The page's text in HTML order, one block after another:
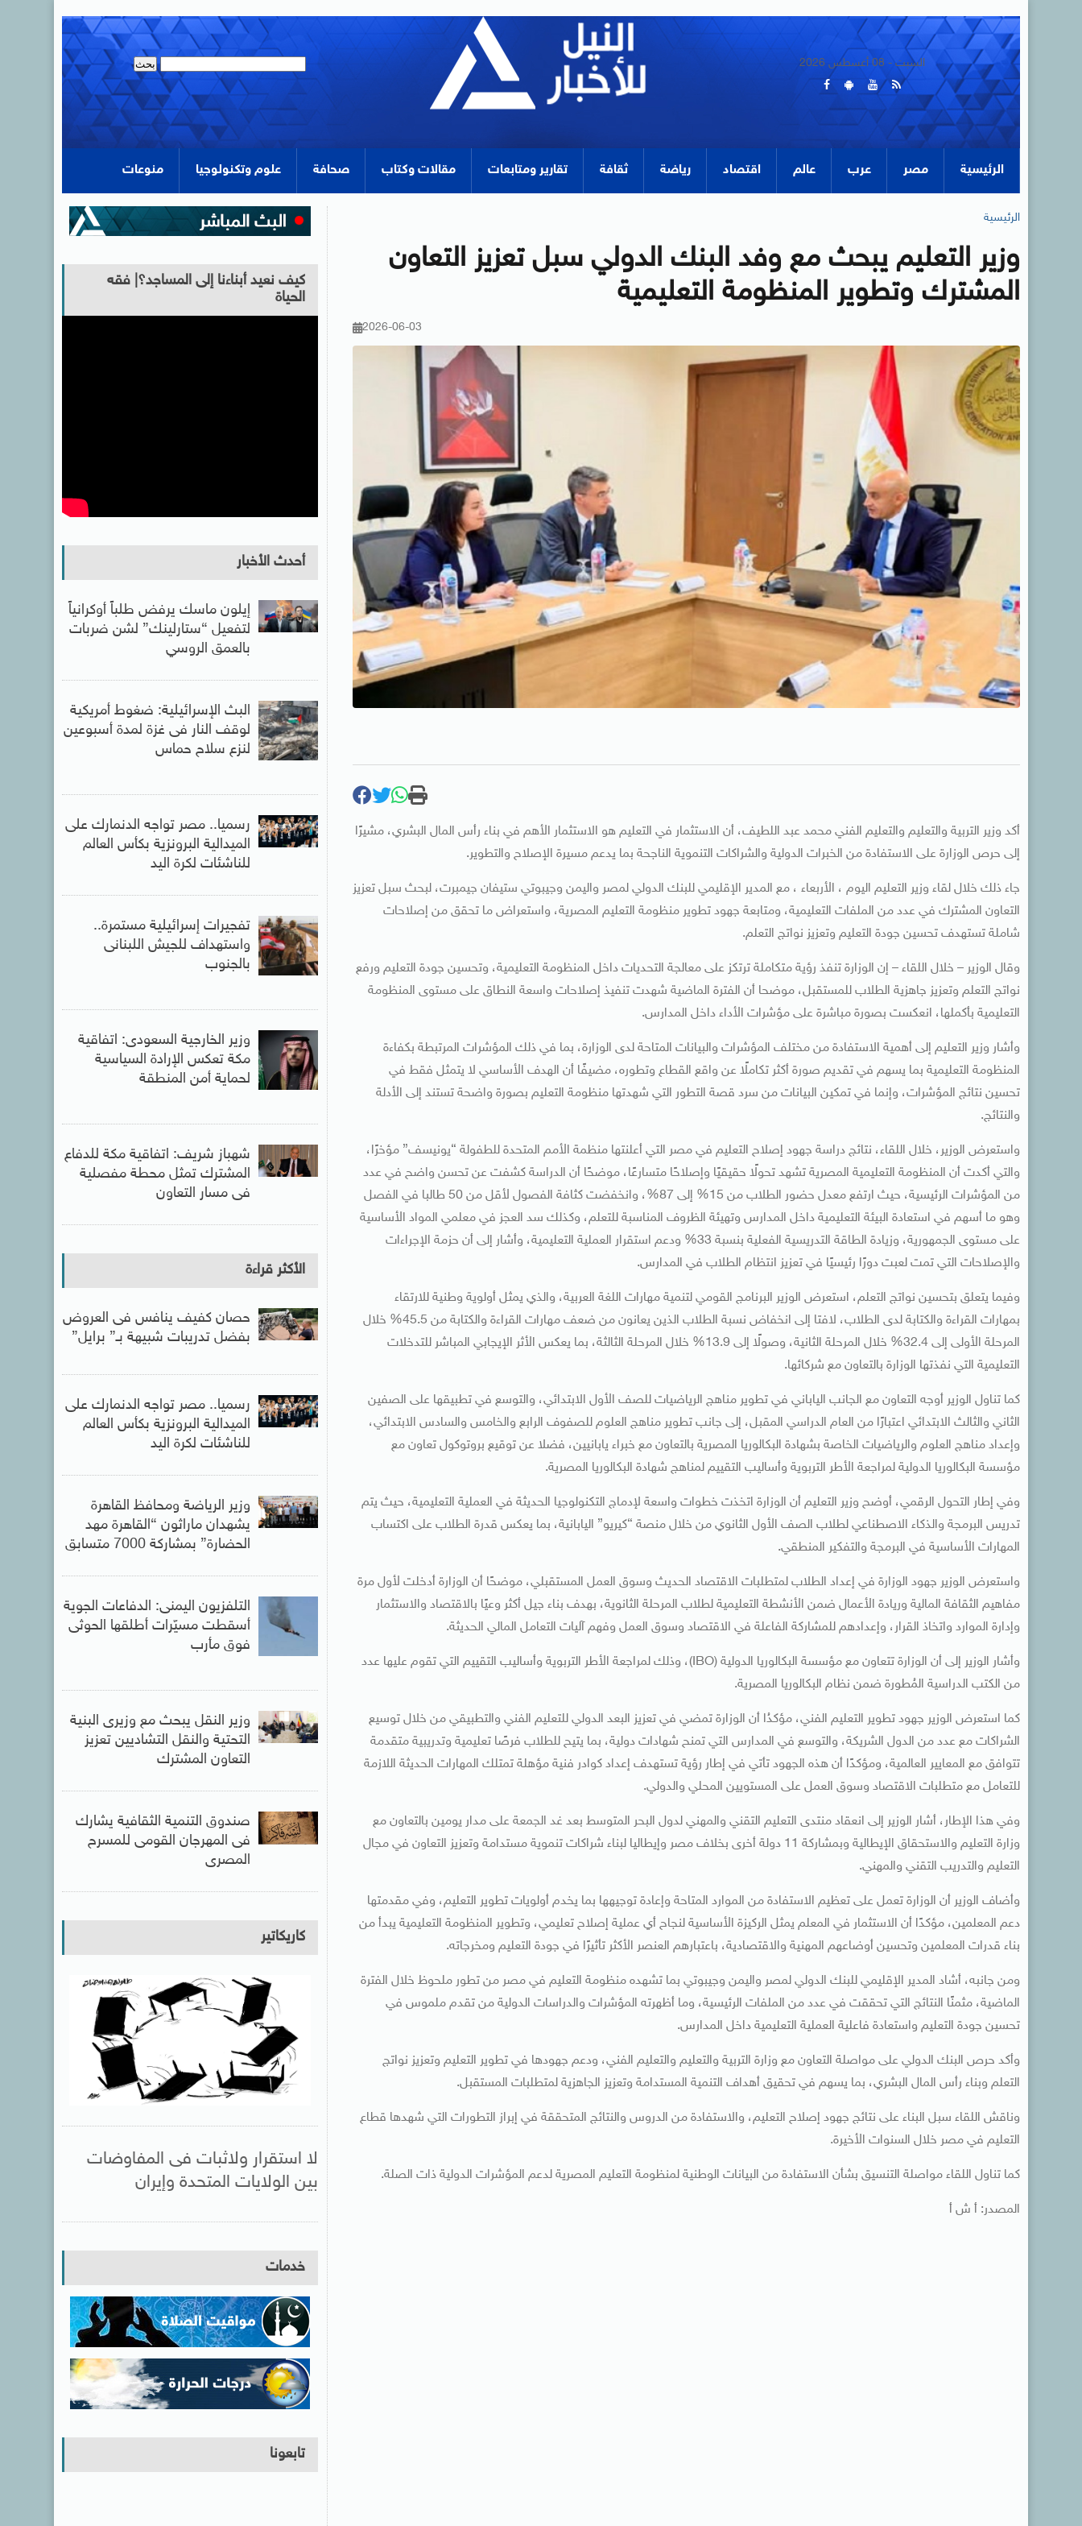
السبت - 08 أغسطس 2026
الرئيسية مصر عرب عالم اقتصاد رياضة ثقافة تقارير ومتابعات مقالات وكتاب صحافة علوم وتكنولوجيا منوعات
الرئيسية
وزير التعليم يبحث مع وفد البنك الدولي سبل تعزيز التعاون
المشترك وتطوير المنظومة التعليمية
2026-06-03
أكد وزير التربية والتعليم والتعليم الفني محمد عبد اللطيف، أن الاستثمار في التعليم هو الاستثمار الأهم في بناء رأس المال البشري، مشيرًا
إلى حرص الوزارة على الاستفادة من الخبرات الدولية والشراكات التنموية الناجحة بما يدعم مسيرة الإصلاح والتطوير.
جاء ذلك خلال لقاء وزير التعليم اليوم ، الأربعاء ، مع المدير الإقليمي للبنك الدولي لمصر واليمن وجيبوتي ستيفان جيمبرت، لبحث سبل تعزيز
التعاون المشترك في عدد من الملفات التعليمية، ومتابعة جهود تطوير منظومة التعليم المصرية، واستعراض ما تحقق من إصلاحات
شاملة تستهدف تحسين جودة التعليم وتعزيز نواتج التعلم.
وقال الوزير – خلال اللقاء – إن الوزارة تنفذ رؤية متكاملة ترتكز على معالجة التحديات داخل المنظومة التعليمية، وتحسين جودة التعليم ورفع
نواتج التعلم وتعزيز جاهزية الطلاب للمستقبل، موضحا أن الفترة الماضية شهدت تنفيذ إصلاحات واسعة النطاق على مستوى المنظومة
التعليمية بأكملها، انعكست بصورة مباشرة على مؤشرات الأداء داخل المدارس.
وأشار وزير التعليم إلى أهمية الاستفادة من مختلف المؤشرات والبيانات المتاحة لدى الوزارة، بما في ذلك المؤشرات المرتبطة بكفاءة
المنظومة التعليمية بما يسهم في تقديم صورة أكثر تكاملًا عن واقع القطاع وتطوره، مضيفًا أن الهدف الأساسي لا يتمثل فقط في
تحسين نتائج المؤشرات، وإنما في تمكين البيانات من سرد قصة التطور التي شهدتها منظومة التعليم بصورة واضحة تستند إلى الأدلة
والنتائج.
واستعرض الوزير، خلال اللقاء، نتائج دراسة جهود إصلاح التعليم في مصر التي أعلنتها منظمة الأمم المتحدة للطفولة “يونيسف” مؤخرًا،
والتي أكدت أن المنظومة التعليمية المصرية تشهد تحولًا حقيقيًا وإصلاحًا متسارعًا، موضحًا أن الدراسة كشفت عن تحسن واضح في عدد
من المؤشرات الرئيسية، حيث ارتفع معدل حضور الطلاب من 15% إلى 87%، وانخفضت كثافة الفصول لأقل من 50 طالبا في الفصل
وهو ما أسهم في استعادة البيئة التعليمية داخل المدارس وتهيئة الظروف المناسبة للتعلم، وكذلك سد العجز في معلمي المواد الأساسية
على مستوى الجمهورية، وزيادة الطاقة التدريسية الفعلية بنسبة 33% ودعم استقرار العملية التعليمية، وأشار إلى أن حزمة الإجراءات
والإصلاحات التي تمت لعبت دورًا رئيسيًا في تعزيز انتظام الطلاب في المدارس.
وفيما يتعلق بتحسين نواتج التعلم، استعرض الوزير البرنامج القومي لتنمية مهارات اللغة العربية، والذي يمثل أولوية وطنية للارتقاء
بمهارات القراءة والكتابة لدى الطلاب، لافتا إلى انخفاض نسبة الطلاب الذين يعانون من ضعف مهارات القراءة والكتابة من 45.5% خلال
المرحلة الأولى إلى 32.4% خلال المرحلة الثانية، وصولًا إلى 13.9% خلال المرحلة الثالثة، بما يعكس الأثر الإيجابي المباشر للتدخلات
التعليمية التي نفذتها الوزارة بالتعاون مع شركائها.
كما تناول الوزير أوجه التعاون مع الجانب الياباني في تطوير مناهج الرياضيات للصف الأول الابتدائي، والتوسع في تطبيقها على الصفين
الثاني والثالث الابتدائي اعتبارًا من العام الدراسي المقبل، إلى جانب تطوير مناهج العلوم للصفوف الرابع والخامس والسادس الابتدائي،
وإعداد مناهج العلوم والرياضيات الخاصة بشهادة البكالوريا المصرية بالتعاون مع خبراء يابانيين، فضلا عن توقيع بروتوكول تعاون مع
مؤسسة البكالوريا الدولية لمراجعة الأطر التربوية وأساليب التقييم لمناهج شهادة البكالوريا المصرية.
وفي إطار التحول الرقمي، أوضح وزير التعليم أن الوزارة اتخذت خطوات واسعة لإدماج التكنولوجيا الحديثة في العملية التعليمية، حيث يتم
تدريس البرمجة والذكاء الاصطناعي لطلاب الصف الأول الثانوي من خلال منصة “كيريو” اليابانية، بما يعكس قدرة الطلاب على اكتساب
المهارات الأساسية في البرمجة والتفكير المنطقي.
واستعرض الوزير جهود الوزارة في إعداد الطلاب لمتطلبات الاقتصاد الحديث وسوق العمل المستقبلي، موضحًا أن الوزارة أدخلت لأول مرة
مفاهيم الثقافة المالية وريادة الأعمال ضمن الأنشطة التعليمية لطلاب المرحلة الثانوية، بهدف بناء جيل أكثر وعيًا بالاقتصاد والاستثمار
وإدارة الموارد واتخاذ القرار، وإعدادهم للمشاركة الفاعلة في الاقتصاد وسوق العمل وفهم آليات التعامل المالي الحديثة.
وأشار الوزير إلى أن الوزارة تتعاون مع مؤسسة البكالوريا الدولية (IBO)، وذلك لمراجعة الأطر التربوية وأساليب التقييم التي تقوم عليها عدد
من الكتب الدراسية المُطورة ضمن نظام البكالوريا المصرية.
كما استعرض الوزير جهود تطوير التعليم الفني، مؤكدُا أن الوزارة تمضي في تعزيز البعد الدولي للتعليم الفني والتطبيقي من خلال توسيع
الشراكات مع عدد من الدول الشريكة، والتوسع في المدارس التي تمنح شهادات دولية، بما يتيح للطلاب فرصًا تعليمية وتدريبية متقدمة
تتوافق مع المعايير العالمية، ومؤكدًا أن هذه الجهود تأتي في إطار رؤية تستهدف إعداد كوادر فنية مؤهلة تمتلك المهارات الحديثة اللازمة
للتعامل مع متطلبات الاقتصاد وسوق العمل على المستويين المحلي والدولي.
وفي هذا الإطار، أشار الوزير إلى انعقاد منتدى التعليم التقني والمهني لدول البحر المتوسط بعد غد الجمعة على مدار يومين بالتعاون مع
وزارة التعليم والاستحقاق الإيطالية وبمشاركة 11 دولة أخرى بخلاف مصر وإيطاليا لبناء شراكات تنموية مستدامة وتعزيز التعاون في مجال
التعليم والتدريب التقني والمهني.
وأضاف الوزير أن الوزارة تعمل على تعظيم الاستفادة من الموارد المتاحة وإعادة توجيهها بما يخدم أولويات تطوير التعليم، وفي مقدمتها
دعم المعلمين، مؤكدًا أن الاستثمار في المعلم يمثل الركيزة الأساسية لنجاح أي عملية إصلاح تعليمي، وتطوير المنظومة التعليمية يبدأ من
بناء قدرات المعلمين وتحسين أوضاعهم المهنية والاقتصادية، باعتبارهم العنصر الأكثر تأثيرًا في جودة التعليم ومخرجاته.
ومن جانبه، أشاد المدير الإقليمي للبنك الدولي لمصر واليمن وجيبوتي بما تشهده منظومة التعليم في مصر من تطور ملحوظ خلال الفترة
الماضية، مثمنًا النتائج التي تحققت في عدد من الملفات الرئيسية، وما أظهرته المؤشرات والدراسات الدولية من تقدم ملموس في
تحسين جودة التعليم واستعادة فاعلية العملية التعليمية داخل المدارس.
وأكد حرص البنك الدولي على مواصلة التعاون مع وزارة التربية والتعليم والتعليم الفني، ودعم جهودها في تطوير التعليم وتعزيز نواتج
التعلم وبناء رأس المال البشري، بما يسهم في تحقيق أهداف التنمية المستدامة وتعزيز الجاهزية لمتطلبات المستقبل.
وناقش اللقاء سبل البناء على نتائج جهود إصلاح التعليم، والاستفادة من الدروس والنتائج المتحققة في إبراز التطورات التي شهدها قطاع
التعليم في مصر خلال السنوات الأخيرة.
كما تناول اللقاء مواصلة التنسيق بشأن الاستفادة من البيانات الوطنية لمنظومة التعليم المصرية لدعم المؤشرات الدولية ذات الصلة.
المصدر: أ ش أ
كيف نعيد أبناءنا إلى المساجد؟| فقه
الحياة
أحدث الأخبار
إيلون ماسك يرفض طلباً أوكرانياً
لتفعيل “ستارلينك” لشن ضربات
بالعمق الروسي
البث الإسرائيلية: ضغوط أمريكية
لوقف النار فى غزة لمدة أسبوعين
لنزع سلاح حماس
رسميا.. مصر تواجه الدنمارك على
الميدالية البرونزية بكأس العالم
للناشئات لكرة اليد
تفجيرات إسرائيلية مستمرة..
واستهداف للجيش اللبنانى
بالجنوب
وزير الخارجية السعودى: اتفاقية
مكة تعكس الإرادة السياسية
لحماية أمن المنطقة
شهباز شريف: اتفاقية مكة للدفاع
المشترك تمثل محطة مفصلية
فى مسار التعاون
الأكثر قراءة
حصان كفيف ينافس فى العروض
بفضل تدريبات شبيهة بـ” برايل”
رسميا.. مصر تواجه الدنمارك على
الميدالية البرونزية بكأس العالم
للناشئات لكرة اليد
وزير الرياضة ومحافظ القاهرة
يشهدان ماراثون “القاهرة مهد
الحضارة” بمشاركة 7000 متسابق
التلفزيون اليمنى: الدفاعات الجوية
أسقطت مسيّرات أطلقها الحوثى
فوق مأرب
وزير النقل يبحث مع وزيرى البنية
التحتية والنقل التشاديين تعزيز
التعاون المشترك
صندوق التنمية الثقافية يشارك
فى المهرجان القومى للمسرح
المصرى
كاريكاتير
لا استقرار ولاثبات فى المفاوضات
بين الولايات المتحدة وإيران
خدمات
تابعونا